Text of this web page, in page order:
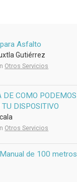
Asfalto
Gutiérrez
Otros Servicios
DE COMO PODEMOS
DISPOSITIVO
Otros Servicios
de 100 metros